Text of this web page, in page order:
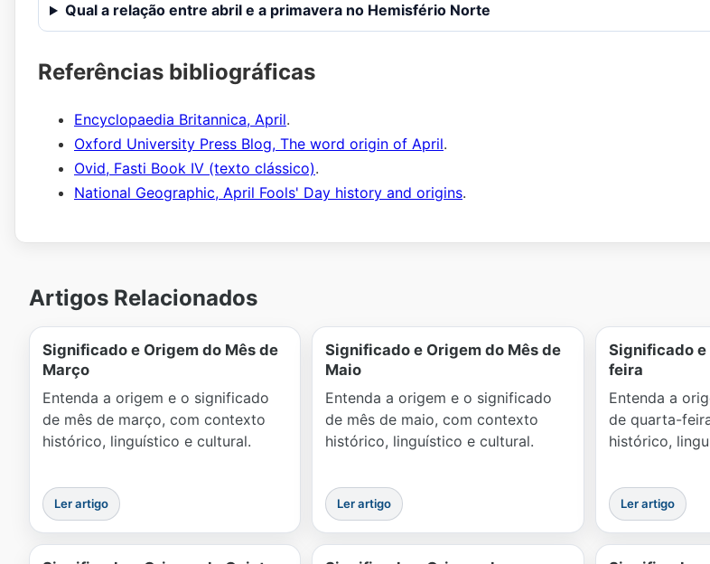
Qual a relação entre abril e a primavera no Hemisfério Norte
Referências bibliográficas
Encyclopaedia Britannica, April.
Oxford University Press Blog, The word origin of April.
Ovid, Fasti Book IV (texto clássico).
National Geographic, April Fools' Day history and origins.
Artigos Relacionados
Significado e Origem do Mês de
Março
Entenda a origem e o significado
de mês de março, com contexto
histórico, linguístico e cultural.
Ler artigo
Significado e Origem do Mês de
Maio
Entenda a origem e o significado
de mês de maio, com contexto
histórico, linguístico e cultural.
Ler artigo
Significado e
feira
Entenda a
de quarta-
histórico,
Ler artigo